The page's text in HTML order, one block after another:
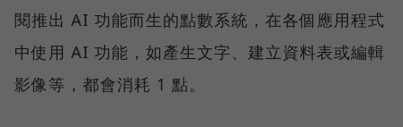
閱推出 AI 功能而生的點數系統，在各個應用程式
中使用 AI 功能，如產生文字、建立資料表或編輯
影像等，都會消耗 1 點。